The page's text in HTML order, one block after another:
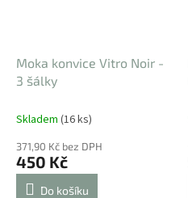
Moka konvice Vitro Noir -
3 šálky
Skladem (16 ks)
371,90 Kč bez DPH
450 Kč
Do košíku